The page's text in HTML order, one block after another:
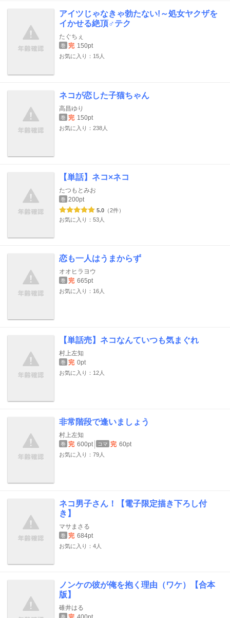
アイツじゃなきゃ勃たない!～処女ヤクザを
イかせる絶頂♂テク
たぐちぇ
巻 完 150pt
お気に入り：15人
ネコが恋した子猫ちゃん
高昌ゆり
巻 完 150pt
お気に入り：238人
【単話】ネコ×ネコ
たつもとみお
巻 200pt
5.0 （2件）
お気に入り：53人
恋も一人はうまからず
オオヒラヨウ
巻 完 665pt
お気に入り：16人
【単話売】ネコなんていつも気まぐれ
村上左知
巻 完 0pt
お気に入り：12人
非常階段で逢いましょう
村上左知
巻 完 600pt コマ 完 60pt
お気に入り：79人
ネコ男子さん！【電子限定描き下ろし付
き】
マサまさる
巻 完 684pt
お気に入り：4人
ノンケの彼が俺を抱く理由（ワケ）【合本
版】
碓井はる
巻